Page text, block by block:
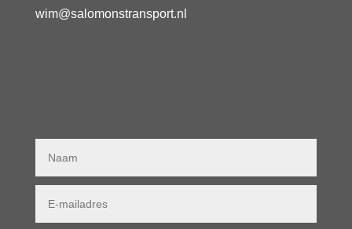
wim@salomonstransport.nl